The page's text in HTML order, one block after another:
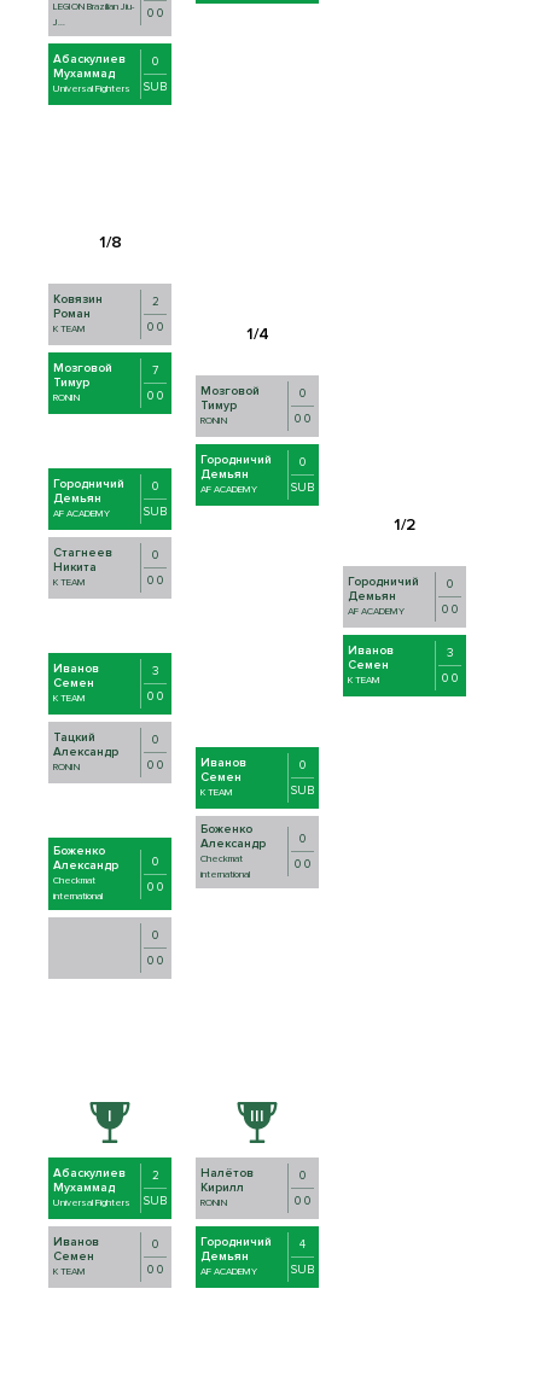
LEGION Brazilian Jiu-
J...
0 0
Абаскулиев
Мухаммад
Universal Fighters
0
SUB
Ковязин
Роман
K TEAM
2
0 0
Мозговой
Тимур
RONIN
7
0 0
Городничий
Демьян
AF ACADEMY
0
SUB
Стагнеев
Никита
K TEAM
0
0 0
Иванов
Семен
K TEAM
3
0 0
Тацкий
Александр
RONIN
0
0 0
Боженко
Александр
Checkmat
international
0
0 0
0
0 0
Мозговой
Тимур
RONIN
0
0 0
Городничий
Демьян
AF ACADEMY
0
SUB
Иванов
Семен
K TEAM
0
SUB
Боженко
Александр
Checkmat
international
0
0 0
Городничий
Демьян
AF ACADEMY
0
0 0
Иванов
Семен
K TEAM
3
0 0
Абаскулиев
Мухаммад
Universal Fighters
2
SUB
Иванов
Семен
K TEAM
0
0 0
Налётов
Кирилл
RONIN
0
0 0
Городничий
Демьян
AF ACADEMY
4
SUB